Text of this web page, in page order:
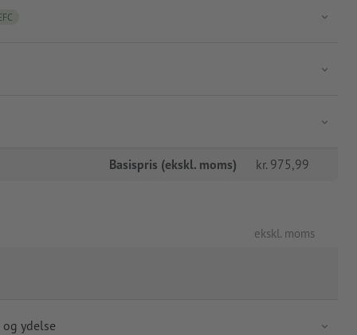
Basispris (ekskl. moms) kr. 975,99
ekskl. moms
ydelse